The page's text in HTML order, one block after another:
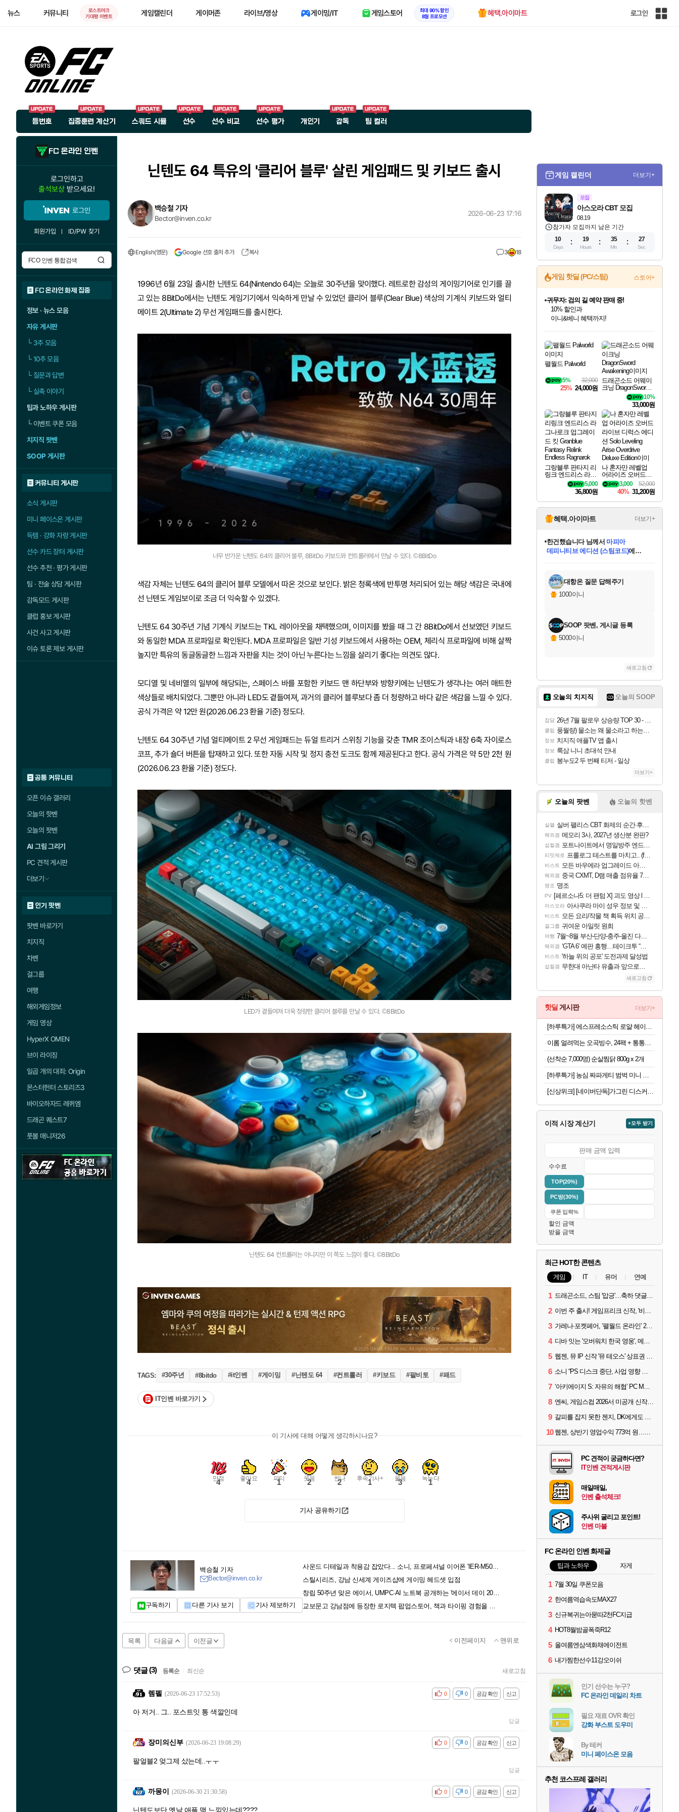
뉴스 커뮤니티
로스트아크
기대평 이벤트
게임캘린더 게이머존 라이브/영상 게이밍/IT 게임스토어
최대 90% 할인
8월 프로모션
혜택.아이마트 로그인
인
등번호 집중훈련 계산기 스쿼드 시뮬 선수 선수 비교 선수 평가 개인기 감독 팀 컬러
FC 온라인 인벤
로그인하고
출석보상 받으세요!
로그인
회원가입 ID/PW 찾기
FC 온라인 화제 집중
정보 · 뉴스 모음
자유 게시판
└3추 모음
└10추 모음
└질문과 답변
└실축 이야기
팁과 노하우 게시판
└이벤트 쿠폰 모음
치지직 팟벤
SOOP 게시판
커뮤니티 게시판
소식 게시판
미니 페이스온 게시판
득템 · 강화 자랑 게시판
선수 카드 장터 게시판
선수 추천 · 평가 게시판
팀 · 전술 상담 게시판
감독모드 게시판
클럽 홍보 게시판
사건 사고 게시판
이슈 토론 제보 게시판
공통 커뮤니티
오픈 이슈 갤러리
오늘의 핫벤
오늘의 팟벤
AI 그림 그리기
PC 견적 게시판
더보기
인기 팟벤
팟벤 바로가기
치지직
차벤
걸그룹
여행
해외게임정보
게임 영상
HyperX OMEN
브이 라이징
일곱 개의 대죄: Origin
몬스터헌터 스토리즈3
바이오하자드 레퀴엠
드래곤 퀘스트7
풋볼 매니저26
닌텐도 64 특유의 '클리어 블루' 살린 게임패드 및 키보드 출시
백승철 기자
Bector@inven.co.kr
English(영문) Google 선호 출처 추가 복사 3 18
2026-06-23 17:16
1996년 6월 23일 출시한 닌텐도 64(Nintendo 64)는 오늘로 30주년을 맞이했다. 레트로한 감성의 게이밍기어로 인기를 끌
고 있는 8BitDo에서는 닌텐도 게임기기에서 익숙하게 만날 수 있었던 클리어 블루(Clear Blue) 색상의 기계식 키보드와 얼티
메이트 2(Ultimate 2) 무선 게임패드를 출시한다.
너무 반가운 닌텐도 64의 클리어 블루, 8BitDo 키보드와 컨트롤러에서 만날 수 있다. ©8BitDo
색감 자체는 닌텐도 64의 클리어 블루 모델에서 따온 것으로 보인다. 밝은 청록색에 반투명 처리되어 있는 해당 색감은 국내에
선 닌텐도 게임보이로 조금 더 익숙할 수 있겠다.
닌텐도 64 30주년 기념 기계식 키보드는 TKL 레이아웃을 채택했으며, 이미지를 봤을 때 그 간 8BitDo에서 선보였던 키보드
와 동일한 MDA 프로파일로 확인된다. MDA 프로파일은 일반 기성 키보드에서 사용하는 OEM, 체리식 프로파일에 비해 살짝
높지만 특유의 동글동글한 느낌과 자판을 치는 것이 아닌 누른다는 느낌을 살리기 좋다는 의견도 많다.
모디열 및 네비열의 일부에 해당되는, 스페이스 바를 포함한 키보드 맨 하단부와 방향키에는 닌텐도가 생각나는 여러 매트한
색상들로 배치되었다. 그뿐만 아니라 LED도 곁들여져, 과거의 클리어 블루보다 좀 더 청량하고 바다 같은 색감을 느낄 수 있다.
공식 가격은 약 12만 원(2026.06.23 환율 기준) 정도다.
닌텐도 64 30주년 기념 얼티메이트 2 무선 게임패드는 듀얼 트리거 스위칭 기능을 갖춘 TMR 조이스틱과 내장 6축 자이로스
코프, 추가 숄더 버튼을 탑재하고 있다. 또한 자동 시작 및 정지 충전 도크도 함께 제공된다고 한다. 공식 가격은 약 5만 2천 원
(2026.06.23 환율 기준) 정도다.
LED가 곁들여져 더욱 청량한 클리어 블루를 만날 수 있다. ©8BitDo
닌텐도 64 컨트롤러는 아니지만 이 쪽도 느낌이 좋다. ©8BitDo
TAGS: #30주년 #8bitdo #it인벤 #게이밍 #닌텐도 64 #컨트롤러 #키보드 #팔비토 #패드
IT인벤 바로가기
이 기사에 대해 어떻게 생각하시나요?
만점
4 좋아요
4 파티
1 웃음
2 씬나
2 후속기사+
1 울음
3 녹는다
1
기사 공유하기
백승철 기자
Bector@inven.co.kr
구독하기 다른 기사 보기 기사 제보하기
사운드 디테일과 착용감 잡았다... 소니, 프로페셔널 이어폰 'IER-M500' 공개
스틸시리즈, 강남 신세계 게이즈샵에 게이밍 헤드셋 입점
창립 50주년 맞은 에이서, UMPC·AI 노트북 공개하는 '에이서 데이 2026' 개최
목록 다음글 이전글 이전페이지 맨위로
댓글(3) 등록순 최신순 새로고침
렘펠 (2026-06-23 17:52:53) 신고
공감 확인
비공감 0
0
아 저거.. 그.. 포스트잇 통 색깔인데
답글
장미의신부 (2026-06-23 19:08:29) 신고
공감 확인
비공감 0
0
팔얼블2 엊그제 샀는데..ㅜㅜ
답글
까몽이 (2026-06-30 21:30:58) 신고
공감 확인
비공감 0
0
닌텐도보단 옛날 애플 맥 느낌있는데????
게임 캘린더 더보기+
모집
08.19
아스오라 CBT 모집
참가자 모집까지 남은 기간
10
Days
19
Hours
35
Min
25
Sec
게임 핫딜 (PC/스팀) 스토어+
최대 90% 할인가를 만나보세요!
네이버혜택과 함께 만나보세요!
50%할인&추가 적립까지!
네이버 포인트 혜택까지!
귀무자: 검의 길 예약 판매 중!
10% 할인과
이니&베니 혜택까지!
네이버 혜택가와 함께 예약하세요!
할인&네이버혜택으로 만나보세요!
네이버페이 혜택과 만나보세요!
40주년 프로모션으로 만나보세요!
할인가에 만나보세요!
일부 에디션 상시 할인!
혜택으로 예약 판매 중
편안하게 충전하세요
팰월드 Palworld
32,000
5%
25% 24,000원
드래곤소드 어웨이
크닝 DragonSword A
10%
33,000원
그랑블루 판타지 리
링크 엔드리스 라그
나로크 업그레이드
킷 Granblue Fantasy
Relink Endless Ragn
arok Upgrade Kit DL
C
5,000
36,800원
나 혼자만 레벨업
어라이즈 오버드라
이브 디럭스 에디션
Solo Leveling Arise
Overdrive Deluxe Edi
tion
52,000
3,000
40% 31,200원
혜택.아이마트 더보기+
교환.
당첨되셨습니다.
당첨되셨습니다.
한건했습니다님께서 마피아
데피니티브 에디션 (스팀코드)에
당첨되셨습니다.
당첨되셨습니다.
당첨되셨습니다.
당첨되셨습니다.
에디션 (스팀코드)를 교환.
당첨되셨습니다.
대항온 질문 답해주기
1000이니
SOOP 팟벤, 게시글 등록
5000이니
새로고침
오늘의 치지직 오늘의 SOOP
잡담 26년 7월 팔로우 상승량 TOP 30 - 월간 치지직
클립 풍월량) 물소는 왜 물소라고 하는거야? 아! 그만 ㅋㅋ
정보 치지직 애플TV 앱 출시
정보 룩삼 니니 초대석 안내
클립 봉누도2 두 번째 티저 - 일상
더보기+
오늘의 팟벤 오늘의 핫벤
실팰 실버 팰리스 CBT 화제의 순간·후기 모음
해외겜 메모리 3사, 2027년 생산분 완판?
섭컬겜 포트나이트에서 명일방주 엔드필드 [펠리카] 판매 예정
리밋제로 프롤로그 테스트를 마치고.. (feat. 리아)
비스트 모든 바우에라 업그레이드 아이템 획득 위치 공략 (89개)
해외겜 중국 CXMT, D램 매출 점유율 7%…글로벌 4위로 부상
명조 명조
PV [페르소나5: 더 팬텀 X] 괴도 영상 l 타카마키 안·댄싱 스타
아스오라 아사쿠라 마이 성우 정보 및 주요 필모
비스트 모든 요리/작물 책 획득 위치 공략 (36개) - 미식가 도전과제
걸그룹 귀여운 아일릿 원희
여행 7월~8월 부산-단양-충주-울진 다녀왔어요~
해외겜 ‘GTA 6’ 예판 흥행…테이크투 “내부 예상 크게 넘어”
비스트 '하늘 위의 공포' 도전과제 달성법
섭컬겜 무한대 아난타 유출과 앞으로의 예상 (루머)
새로고침
핫딜 게시판 더보기+
(선착순 7,000명) 순살찜닭 800g x 2개
[신상위크] [네이버단독]가그린 디스커버리세트 100ml 5종 + 1종 추가 증정 구강청결제 휴대용가글
이적 시장 계산기 +모두 받기
수수료
TOP(20%)
PC방(30%)
할인 금액
받을 금액
최근 HOT한 콘텐츠
게임 IT 유머 연예
1 드래곤소드, 스팀 '압긍'…축하 댓글 달고 게임 코드 받자!
2 이번 주 출시! 게임프리크 신작, '비스트 오브 리인카네이션'
3 가레나·포켓페어, ‘팰월드 온라인’ 2026년 출시 예고
4 디바 잇는 '오버워치 한국 영웅', 메카 파일럿 디몬 나온다
5 웹젠, 뮤 IP 신작 '뮤 테오스' 상표권 출원
6 소니 “PS 디스크 중단, 사업 영향 없다”
7 ‘아키에이지 S: 자유의 해협’ PC MMORPG로 개발한다
8 엔씨, 게임스컴 2026서 미공개 신작 최초 공개
9 갈피를 잡지 못한 젠지, DK에게도 0:2 패배
10 웹젠, 상반기 영업수익 773억 원…순이익 89% 증가
PC 견적이 궁금하다면?
IT인벤 견적게시판
매일매일,
인벤 출석체크!
주사위 굴리고 포인트!
인벤 마블
FC 온라인 인벤 화제글
팁과 노하우 자게
1 7월 30일 쿠폰모음
2 한여름역습속도MAX27
3 신규복귀는아묻따2천FC지급
4 HOT8월밤골폭죽R12
5 올여름엔삼색화채에이전트
6 내가찜한선수11강오이쉬
인기 선수는 누구?
FC 온라인 데일리 차트
필요 재료 OVR 확인
강화 부스트 도우미
By 테커
미니 페이스온 모음
추천 코스프레 갤러리